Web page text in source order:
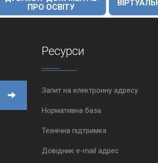
ПРО ОСВІТУ
Ресурси
Запит на електронну адресу
Нормативна база
Технічна підтримка
Довідник e-mail адрес